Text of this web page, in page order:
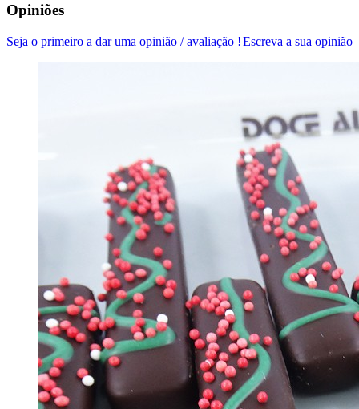
Opiniões
Escreva a sua opinião
Seja o primeiro a dar uma opinião / avaliação !